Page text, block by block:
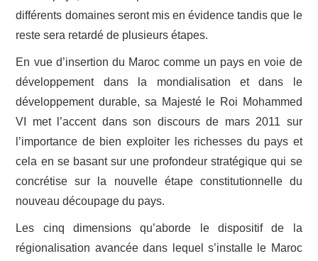
différents domaines seront mis en évidence tandis que le
reste sera retardé de plusieurs étapes.
En vue d’insertion du Maroc comme un pays en voie de
développement dans la mondialisation et dans le
développement durable, sa Majesté le Roi Mohammed
VI met l’accent dans son discours de mars 2011 sur
l’importance de bien exploiter les richesses du pays et
cela en se basant sur une profondeur stratégique qui se
concrétise sur la nouvelle étape constitutionnelle du
nouveau découpage du pays.
Les cinq dimensions qu’aborde le dispositif de la
régionalisation avancée dans lequel s’installe le Maroc